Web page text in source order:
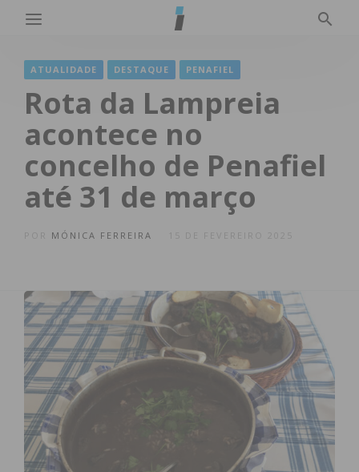
ATUALIDADE DESTAQUE PENAFIEL
Rota da Lampreia
acontece no
concelho de Penafiel
até 31 de março
MÓNICA FERREIRA